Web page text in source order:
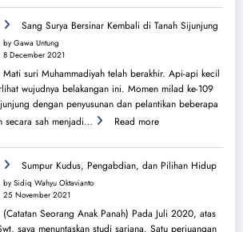
Cahaya
Sang
Balik
Pura
Sang Surya Bersinar Kembali di Tanah Sijunjung
by Gawa Untung
8 December 2021
Mati suri Muhammadiyah telah berakhir. Api-api kecil
wujudnya belakangan ini. Momen milad ke-109
dengan penyusunan dan pelantikan beberapa
secara sah menjadi…
Read more:
Surya
Bersinar
Tanah
Sijunjung
Sumpur Kudus, Pengabdian, dan Pilihan Hidup
by Sidiq Wahyu Oktavianto
25 November 2021
(Catatan Seorang Anak Panah) Pada Juli 2020, atas
saya menuntaskan studi sarjana. Satu perjuangan